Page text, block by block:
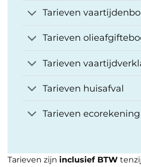
Tarieven
Tarieven
Tarieven
Tarieven huisafval
Tarieven ecorekening
Tarieven zijn inclusief BTW